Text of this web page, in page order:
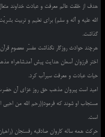
هدف از خلقت عالم معرفت و عبادت خداوند
الله علیه و آله و سلم) برای تعلیم و تربیت
گذاشت.
هرچند حوادث روزگار نگذاشت مفسّر معصومِ
اختر فرزوان آسمان هدایت پیش آمد,شاهراه
حیات عبادت و معرفت سیرآب کرد.
امید است پیروان مذهب حق روز عزای آن
مستجاب او شوند که فرمود((رحم الله من
است.
حرکت همه ساله کاروان صادقیه رفسنجان